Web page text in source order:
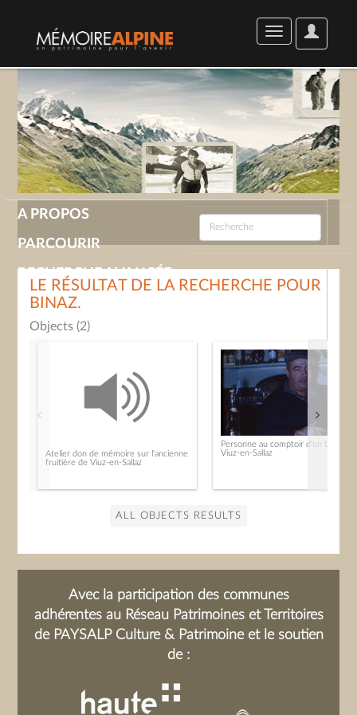
User
Options
Toggle
navigation
A PROPOS
PARCOURIR
RECHERCHE AVANCÉE
GALERIE
CONTACT
LE RÉSULTAT DE LA RECHERCHE POUR
BINAZ.
Objects (2)
Atelier don de mémoire sur l'ancienne
fruitière de Viuz-en-Sallaz
Personne au comptoir d'un bistrot à
Viuz-en-Sallaz
ALL OBJECTS RESULTS
Avec la participation des communes
adhérentes au Réseau Patrimoines et Territoires
de PAYSALP Culture & Patrimoine et le soutien
de :